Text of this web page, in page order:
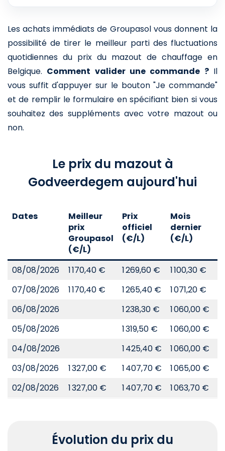
Les achats immédiats de Groupasol vous donnent la
possibilité de tirer le meilleur parti des fluctuations
quotidiennes du prix du mazout de chauffage en
Belgique. Comment valider une commande ?Il
vous suffit d'appuyer sur le bouton "Je commande"
et de remplir le formulaire en spécifiant bien si vous
souhaitez des suppléments avec votre mazout ou
non.
Le prix du mazout à
Godveerdegem aujourd'hui
Dates
Meilleur
prix
Groupasol
(€/L)
Prix
officiel
(€/L)
Mois
dernier
(€/L)
08/08/2026 1 170,40 € 1 269,60 € 1 100,30 €
07/08/2026
1 170,40 € 1 265,40 € 1 071,20 €
06/08/2026
1 238,30 € 1 060,00 €
05/08/2026
1 319,50 € 1 060,00 €
04/08/2026
1 425,40 € 1 060,00 €
03/08/2026
1 327,00 € 1 407,70 € 1 065,00 €
02/08/2026
1 327,00 € 1 407,70 € 1 063,70 €
Évolution du prix du